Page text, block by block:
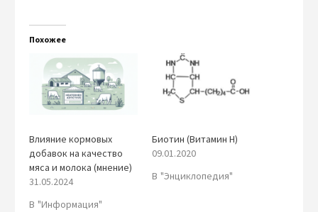
Похожее
Влияние кормовых
добавок на качество
мяса и молока (мнение)
31.05.2024
В "Информация"
Биотин (Витамин H)
09.01.2020
В "Энциклопедия"